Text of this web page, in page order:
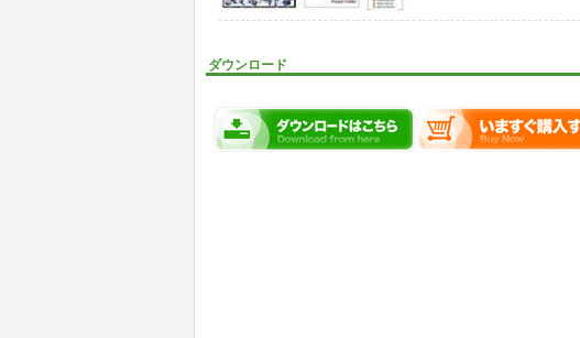
ダウンロード